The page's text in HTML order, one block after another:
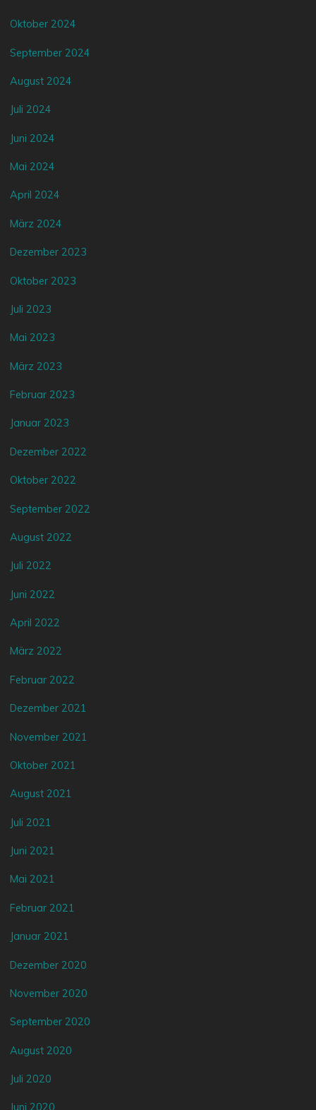
Oktober 2024
September 2024
August 2024
Juli 2024
Juni 2024
Mai 2024
April 2024
März 2024
Dezember 2023
Oktober 2023
Juli 2023
Mai 2023
März 2023
Februar 2023
Januar 2023
Dezember 2022
Oktober 2022
September 2022
August 2022
Juli 2022
Juni 2022
April 2022
März 2022
Februar 2022
Dezember 2021
November 2021
Oktober 2021
August 2021
Juli 2021
Juni 2021
Mai 2021
Februar 2021
Januar 2021
Dezember 2020
November 2020
September 2020
August 2020
Juli 2020